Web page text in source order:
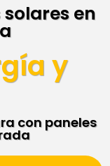
en
y
con paneles